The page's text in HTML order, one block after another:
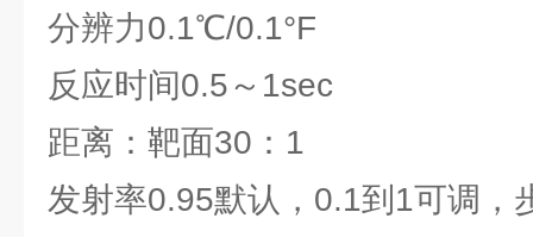
分辨力0.1℃/0.1°F
反应时间0.5～1sec
距离：靶面30：1
发射率0.95默认，0.1到1可调，